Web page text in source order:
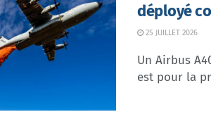
déployé
25 JUILLET 2026
Un Airbus
est pour la